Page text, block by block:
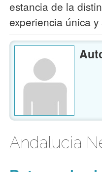
Andalucia
Ruta por la
El extremo
llanura
las que destaca
Aracena, con
kilómetro de
Ver »